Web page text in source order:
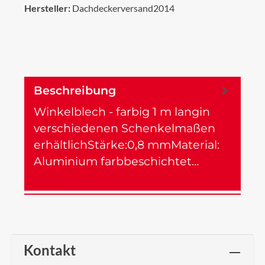
Hersteller: Dachdeckerversand2014
Beschreibung
Winkelblech - farbig 1 m langin
verschiedenen Schenkelmaßen
erhältlichStärke:0,8 mmMaterial:
Aluminium farbbeschichtet…
Kontakt